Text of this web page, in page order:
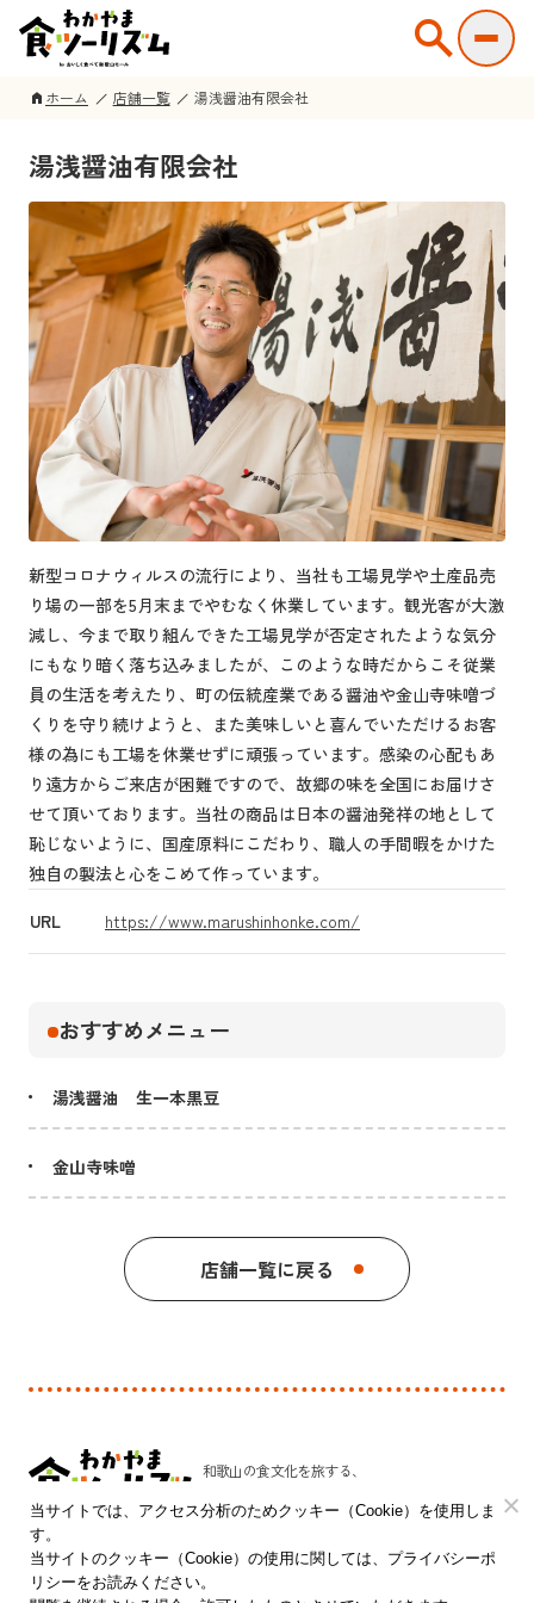
search
home ホーム 店舗一覧 湯浅醤油有限会社
湯浅醤油有限会社
新型コロナウィルスの流行により、当社も工場見学や土産品売
り場の一部を5月末までやむなく休業しています。観光客が大激
減し、今まで取り組んできた工場見学が否定されたような気分
にもなり暗く落ち込みましたが、このような時だからこそ従業
員の生活を考えたり、町の伝統産業である醤油や金山寺味噌づ
くりを守り続けようと、また美味しいと喜んでいただけるお客
様の為にも工場を休業せずに頑張っています。感染の心配もあ
り遠方からご来店が困難ですので、故郷の味を全国にお届けさ
せて頂いております。当社の商品は日本の醤油発祥の地として
恥じないように、国産原料にこだわり、職人の手間暇をかけた
独自の製法と心をこめて作っています。
URL
https://www.marushinhonke.com/
おすすめメニュー
湯浅醤油 生一本黒豆
金山寺味噌
店舗一覧に戻る
和歌山の食文化を旅する、
和歌山県 農林水産部 農林水産政策局 食品流通課
〒640-8585 和歌山市小松原通一丁目1番地
当サイトでは、アクセス分析のためクッキー（Cookie）を使用しま
す。
当サイトのクッキー（Cookie）の使用に関しては、プライバシーポ
リシーをお読みください。